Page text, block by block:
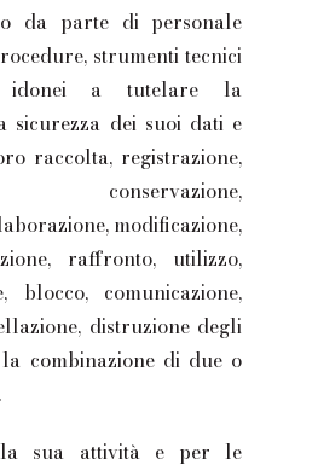
o da parte di personale
strumenti tecnici
idonei a tutelare la
sicurezza dei suoi dati e
raccolta, registrazione,
conservazione,
modificazione,
raffronto, utilizzo,
blocco, comunicazione,
distruzione degli
la combinazione di due o
sua attività e per le